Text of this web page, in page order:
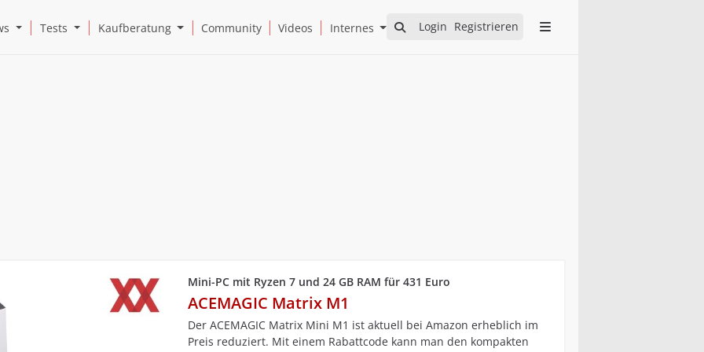
Login Registrieren
Open News Submenu
Tests Open Tests Submenu
Kaufberatung Open Kaufberatung Submenu
Community Videos Internes Open Internes Submenu
Mini-PC mit Ryzen 7 und 24 GB RAM für 431 Euro
ACEMAGIC Matrix M1
Der ACEMAGIC Matrix Mini M1 ist aktuell bei Amazon erheblich im
Preis reduziert. Mit einem Rabattcode kann man den kompakten